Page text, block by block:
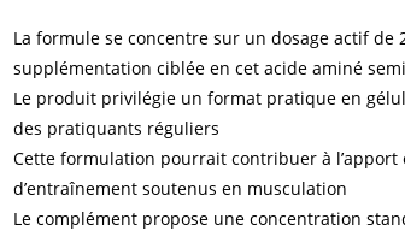
La formule se concentre sur un dosage actif
supplémentation ciblée en cet acide aminé
Le produit privilégie un format pratique en
des pratiquants réguliers
Cette formulation pourrait contribuer à
d’entraînement soutenus en musculation
Le complément propose une concentration